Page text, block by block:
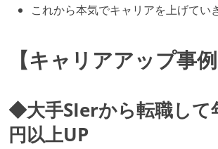
これから本気でキャリアを上げてい
【キャリアアップ事例
◆大手SIerから転職して
円以上UP